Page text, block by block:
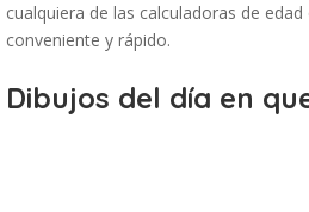
cualquiera de las calculadoras de
conveniente y rápido.
Dibujos del día en